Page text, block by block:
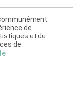
de
et de
de